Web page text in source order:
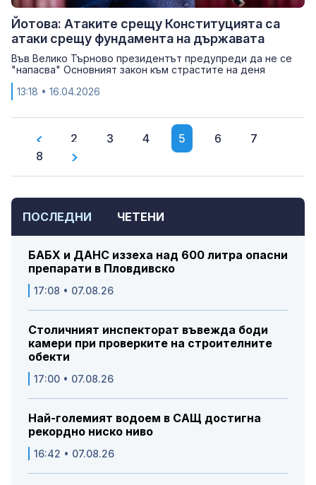
Йотова: Атаките срещу Конституцията са
атаки срещу фундамента на държавата
Във Велико Търново президентът предупреди да не се
"напасва" Основният закон към страстите на деня
13:18 • 16.04.2026
2 3 4 5 6
7
8
ПОСЛЕДНИ ЧЕТЕНИ
БАБХ и ДАНС иззеха над 600 литра опасни
препарати в Пловдивско
17:08 • 07.08.26
Столичният инспекторат въвежда боди
камери при проверките на строителните
обекти
17:00 • 07.08.26
Най-големият водоем в САЩ достигна
рекордно ниско ниво
16:42 • 07.08.26